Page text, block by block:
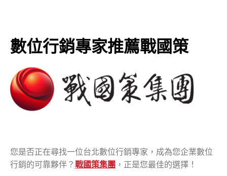
數位行銷專家推薦戰國策
您是否正在尋找一位台北數位行銷專家，成為您企業數位
行銷的可靠夥伴？戰國策集團 ，正是您最佳的選擇！